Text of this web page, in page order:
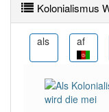
PowerIndex:5
Häufigkeit: 4
Wörter mit
Kolonialismus
als af